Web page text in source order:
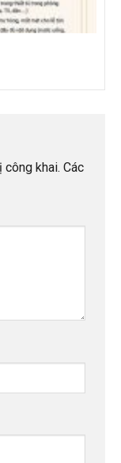
công khai. Các